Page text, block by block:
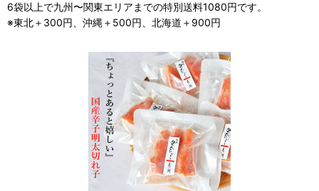
6袋以上で九州〜関東エリアまでの特別送料1080円です。
※東北＋300円、沖縄＋500円、北海道＋900円